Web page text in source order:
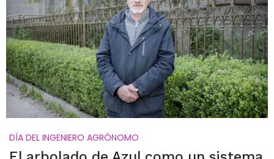
DÍA DEL INGENIERO AGRÓNOMO